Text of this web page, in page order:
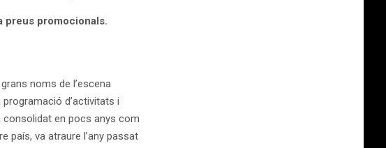
preus promocionals.
noms de l’escena
d’activitats i
consolidat en pocs anys com
país, va atraure l’any passat